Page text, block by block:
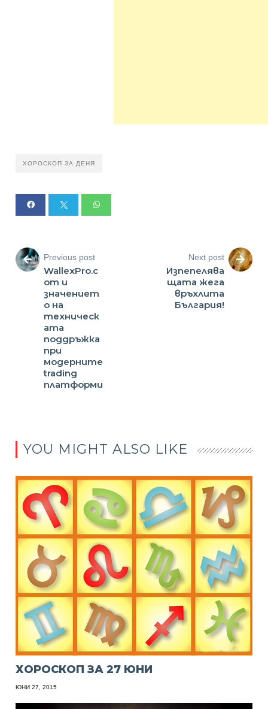
ХОРОСКОП ЗА ДЕНЯ
Previous post
WallexPro.c
om и
значениет
о на
техническ
ата
поддръжка
при
модерните
trading
платформи
Next post
Изпепелява
щата жега
връхлита
България!
YOU MIGHT ALSO LIKE
ХОРОСКОП ЗА 27 ЮНИ
ЮНИ 27, 2015